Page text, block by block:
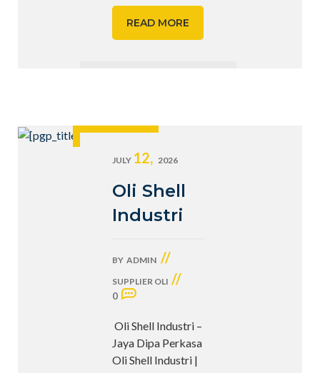
READ MORE
JULY 12, 2026
Oli Shell
Industri
BY ADMIN //
SUPPLIER OLI //
0
Oli Shell Industri –
Jaya Dipa Perkasa
Oli Shell Industri |